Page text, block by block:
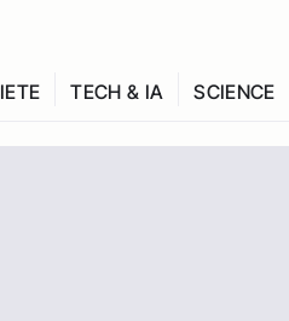
TECH & IA SCIENCE